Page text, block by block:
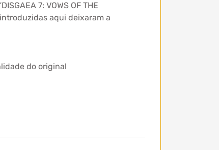
7: VOWS OF THE
aqui deixaram a
do original